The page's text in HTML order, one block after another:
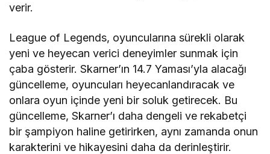
verir.
League of Legends, oyuncularına sürekli olarak
yeni ve heyecan verici deneyimler sunmak için
çaba gösterir. Skarner’ın 14.7 Yaması’yla alacağı
güncelleme, oyuncuları heyecanlandıracak ve
onlara oyun içinde yeni bir soluk getirecek. Bu
güncelleme, Skarner’ı daha dengeli ve rekabetçi
bir şampiyon haline getirirken, aynı zamanda onun
karakterini ve hikayesini daha da derinleştirir.